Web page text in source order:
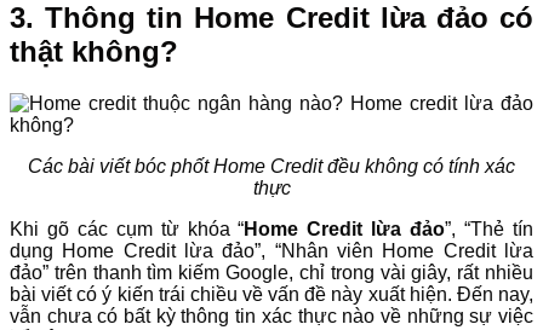
3. Thông tin Home Credit lừa đảo có
thật không?
Các bài viết bóc phốt Home Credit đều không có tính xác
thực
Khi gõ các cụm từ khóa “Home Credit lừa đảo”, “Thẻ tín
dụng Home Credit lừa đảo”, “Nhân viên Home Credit lừa
đảo” trên thanh tìm kiếm Google, chỉ trong vài giây, rất nhiều
bài viết có ý kiến trái chiều về vấn đề này xuất hiện. Đến nay,
vẫn chưa có bất kỳ thông tin xác thực nào về những sự việc